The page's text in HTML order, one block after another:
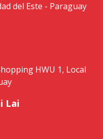
del Este - Paraguay
HWU 1, Local
Lai